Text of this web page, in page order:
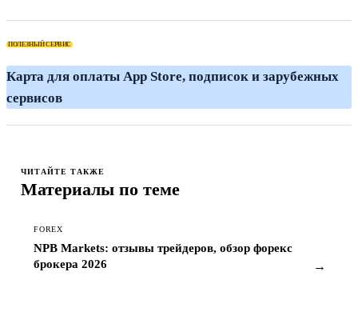
ПОЛЕЗНЫЙ СЕРВИС
Карта для оплаты App Store, подписок и зарубежных
сервисов
ЧИТАЙТЕ ТАКЖЕ
Материалы по теме
FOREX
NPB Markets: отзывы трейдеров, обзор форекс
брокера 2026
→